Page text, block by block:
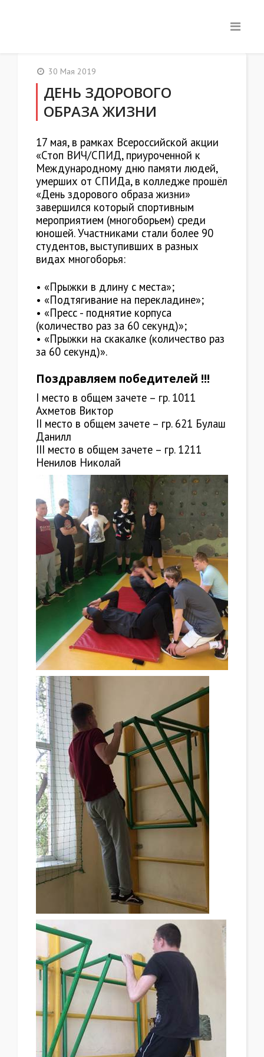
30 Мая 2019
ДЕНЬ ЗДОРОВОГО
ОБРАЗА ЖИЗНИ
17 мая, в рамках Всероссийской акции
«Стоп ВИЧ/СПИД, приуроченной к
Международному дню памяти людей,
умерших от СПИДа, в колледже прошёл
«День здорового образа жизни»
завершился который спортивным
мероприятием (многоборьем) среди
юношей. Участниками стали более 90
студентов, выступивших в разных
видах многоборья:
• «Прыжки в длину с места»;
• «Подтягивание на перекладине»;
• «Пресс - поднятие корпуса
(количество раз за 60 секунд)»;
• «Прыжки на скакалке (количество раз
за 60 секунд)».
Поздравляем победителей !!!
I место в общем зачете – гр. 1011
Ахметов Виктор
II место в общем зачете – гр. 621 Булаш
Данилл
III место в общем зачете – гр. 1211
Ненилов Николай